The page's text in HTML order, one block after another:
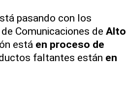
pasando con los
Comunicaciones de Alto
está en proceso de
faltantes están en